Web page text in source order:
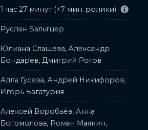
1 час 27 минут (+7 мин. ролики)
Руслан Бальтцер
Юлиана Слащева, Александр
Бондарев, Дмитрий Рогов
Алла Гусева, Андрей Никифоров,
Игорь Багатурия
Алексей Воробьёв, Анна
Богомолова, Роман Маякин,